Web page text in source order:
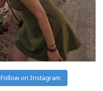
Follow on Instagram